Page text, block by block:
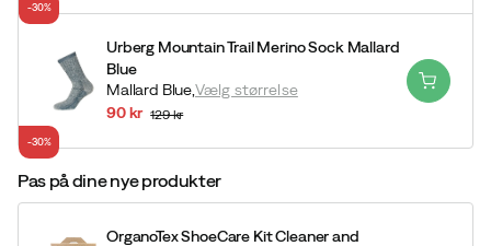
-30%
Urberg Mountain Trail Merino Sock Mallard
Blue
Mallard Blue,Vælg størrelse
90 kr 129 kr
-30%
Pas på dine nye produkter
OrganoTex ShoeCare Kit Cleaner and